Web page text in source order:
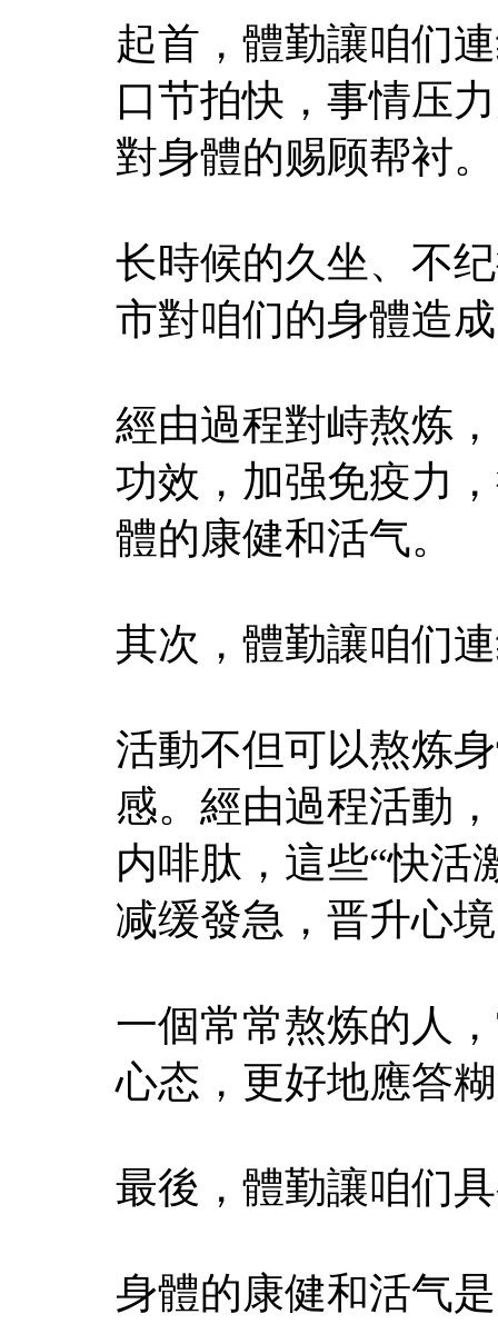
起首，體勤讓咱们
口节拍快，事情压
對身體的赐顾帮衬。
长時候的久坐、不
市對咱们的身體造
經由過程對峙熬炼
功效，加强免疫力
體的康健和活气。
其次，體勤讓咱们
活動不但可以熬炼
感。經由過程活動
内啡肽，這些“快活
减缓發急，晋升心
一個常常熬炼的人
心态，更好地應答
最後，體勤讓咱们
身體的康健和活气